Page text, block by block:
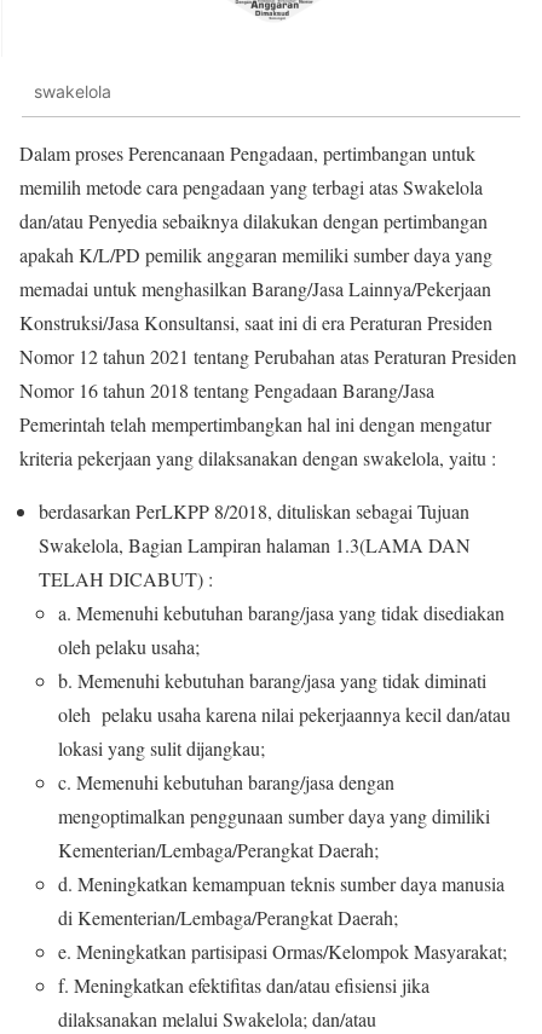
swakelola
Dalam proses Perencanaan Pengadaan, pertimbangan untuk
memilih metode cara pengadaan yang terbagi atas Swakelola
dan/atau Penyedia sebaiknya dilakukan dengan pertimbangan
apakah K/L/PD pemilik anggaran memiliki sumber daya yang
memadai untuk menghasilkan Barang/Jasa Lainnya/Pekerjaan
Konstruksi/Jasa Konsultansi, saat ini di era Peraturan Presiden
Nomor 12 tahun 2021 tentang Perubahan atas Peraturan Presiden
Nomor 16 tahun 2018 tentang Pengadaan Barang/Jasa
Pemerintah telah mempertimbangkan hal ini dengan mengatur
kriteria pekerjaan yang dilaksanakan dengan swakelola, yaitu :
berdasarkan PerLKPP 8/2018, dituliskan sebagai Tujuan
Swakelola, Bagian Lampiran halaman 1.3(LAMA DAN
TELAH DICABUT) :
a. Memenuhi kebutuhan barang/jasa yang tidak disediakan
oleh pelaku usaha;
b. Memenuhi kebutuhan barang/jasa yangtidakdiminati
oleh pelaku usaha karena nilai pekerjaannya kecil dan/atau
lokasi yang sulit dijangkau;
c. Memenuhi kebutuhan barang/jasa dengan
mengoptimalkan penggunaan sumberdaya yangdimiliki
Kementerian/Lembaga/PerangkatDaerah;
d. Meningkatkan kemampuan teknissumberdaya manusia
di Kementerian/Lembaga/PerangkatDaerah;
e. Meningkatkan partisipasi Ormas/Kelompok Masyarakat;
f. Meningkatkan efektifitasdan/atau efisiensi jika
dilaksanakan melalui Swakelola; dan/atau